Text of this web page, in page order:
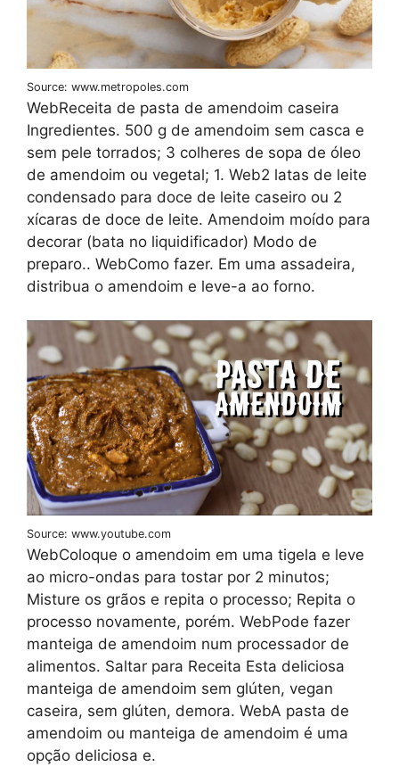
Source: www.metropoles.com
WebReceita de pasta de amendoim caseira
Ingredientes. 500 g de amendoim sem casca e
sem pele torrados; 3 colheres de sopa de óleo
de amendoim ou vegetal; 1. Web2 latas de leite
condensado para doce de leite caseiro ou 2
xícaras de doce de leite. Amendoim moído para
decorar (bata no liquidificador) Modo de
preparo.. WebComo fazer. Em uma assadeira,
distribua o amendoim e leve-a ao forno.
Source: www.youtube.com
WebColoque o amendoim em uma tigela e leve
ao micro-ondas para tostar por 2 minutos;
Misture os grãos e repita o processo; Repita o
processo novamente, porém. WebPode fazer
manteiga de amendoim num processador de
alimentos. Saltar para Receita Esta deliciosa
manteiga de amendoim sem glúten, vegan
caseira, sem glúten, demora. WebA pasta de
amendoim ou manteiga de amendoim é uma
opção deliciosa e.